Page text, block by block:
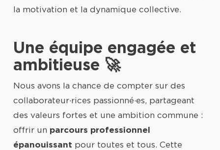
la motivation et la dynamique collective.
Une équipe engagée et
ambitieuse 🚀
Nous avons la chance de compter sur des
collaborateur·rices passionné·es, partageant
des valeurs fortes et une ambition commune :
offrir un parcours professionnel
épanouissant pour toutes et tous. Cette